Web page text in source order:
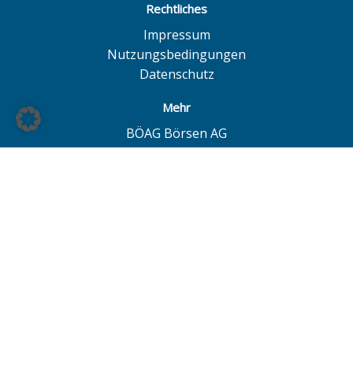
Rechtliches
Impressum
Nutzungsbedingungen
Datenschutz
Mehr
BÖAG Börsen AG
Börse Hamburg